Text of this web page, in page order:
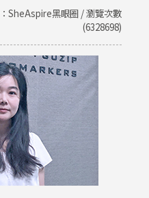
SheAspire黑眼圈 / 瀏覽次數
(6328698)